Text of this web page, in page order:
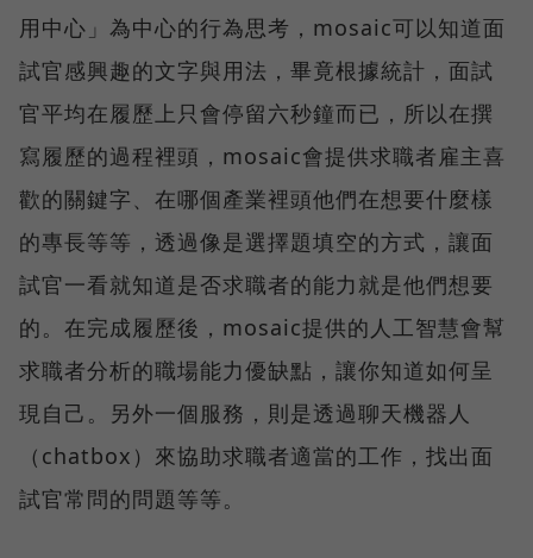
用中心」為中心的行為思考，mosaic可以知道面
試官感興趣的文字與用法，畢竟根據統計，面試
官平均在履歷上只會停留六秒鐘而已，所以在撰
寫履歷的過程裡頭，mosaic會提供求職者雇主喜
歡的關鍵字、在哪個產業裡頭他們在想要什麼樣
的專長等等，透過像是選擇題填空的方式，讓面
試官一看就知道是否求職者的能力就是他們想要
的。在完成履歷後，mosaic提供的人工智慧會幫
求職者分析的職場能力優缺點，讓你知道如何呈
現自己。另外一個服務，則是透過聊天機器人
（chatbox）來協助求職者適當的工作，找出面
試官常問的問題等等。